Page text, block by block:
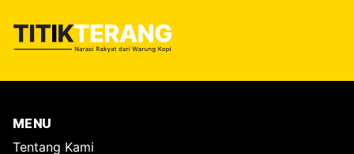
MENU
Tentang Kami